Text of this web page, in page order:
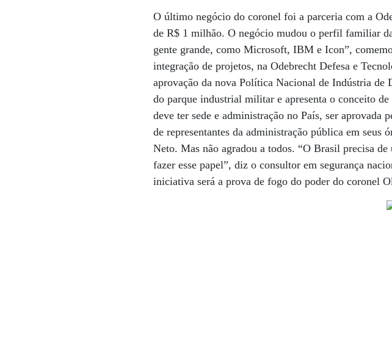
O último negócio do coronel foi a parceria com a
de R$ 1 milhão. O negócio mudou o perfil familiar
gente grande, como Microsoft, IBM e Icon”,
integração de projetos, na Odebrecht Defesa e
aprovação da nova Política Nacional de Indústria de
do parque industrial militar e apresenta o conceito
deve ter sede e administração no País, ser aprovada
de representantes da administração pública em
Neto. Mas não agradou a todos. “O Brasil precisa
fazer esse papel”, diz o consultor em segurança
iniciativa será a prova de fogo do poder do coronel